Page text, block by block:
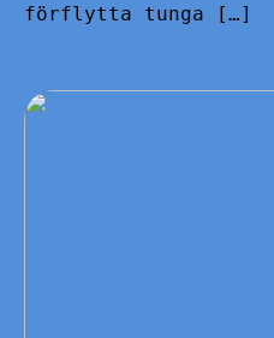
förflytta tunga […]